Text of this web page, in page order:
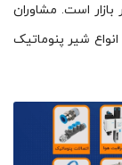
است. مشاوران
شیر پنوماتیک